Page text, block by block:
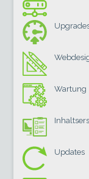
Wartung
Updates